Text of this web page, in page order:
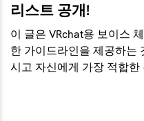
리스트 공개!
이 글은 VRchat용 보이스
한 가이드라인을 제공하는
시고 자신에게 가장 적합한